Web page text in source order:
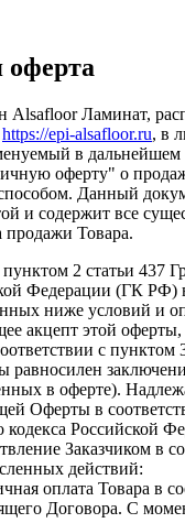
Alsafloor Ламинат,
https://epi-alsafloor.ru, в
в дальнейшем
оферту" о
Данный
и содержит все
продажи Товара.
2 статьи 437
Федерации (ГК РФ)
ниже условий и
акцепт этой оферты,
с пунктом
равносилен
в оферте).
Оферты в
кодекса Российской
Заказчиком в
действий:
оплата Товара в
Договора. С